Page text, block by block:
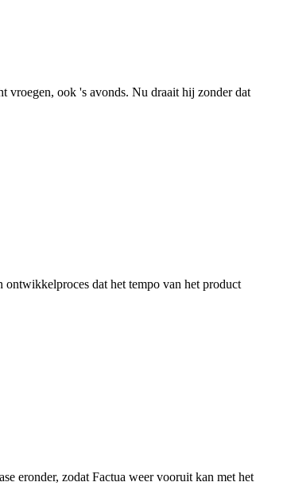
vroegen, ook 's avonds. Nu draait hij zonder dat
dat het tempo van het product
eronder, zodat Factua weer vooruit kan met het